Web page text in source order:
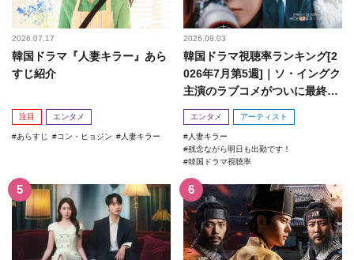
2026.07.17
韓国ドラマ『人妻キラー』あら
すじ紹介
注目 エンタメ
あらすじ コン・ヒョジン 人妻キラー
2026.08.03
韓国ドラマ視聴率ランキング[2
026年7月第5週]｜ソ・イングク
主演のラブコメがついに最終
回！
エンタメ アーティスト
人妻キラー
残念ながら明日も出勤です！
韓国ドラマ視聴率